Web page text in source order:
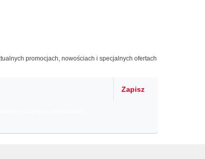
promocjach, nowościach i specjalnych ofertach
Zapisz